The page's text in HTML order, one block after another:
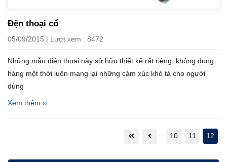
Đện thoại cổ
05/09/2015 | Lượt xem : 8472
Những mẫu điện thoại này sở hữu thiết kế rất riêng, không đụng
hàng một thời luôn mang lại những cảm xúc khó tả cho người
dùng
Xem thêm ››
10 11 12